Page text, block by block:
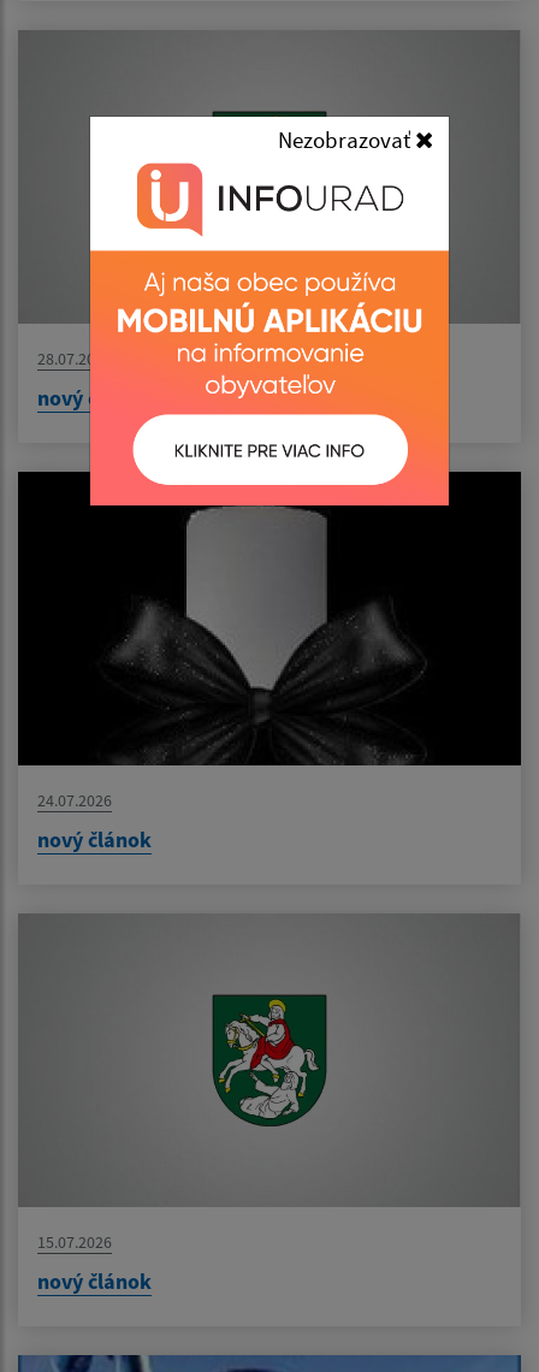
Nezobrazovať
28.07.2026
nový článok
24.07.2026
nový článok
15.07.2026
nový článok